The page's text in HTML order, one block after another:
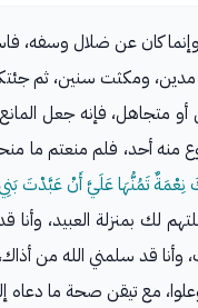
كان عن ضلال وسفه،
مدين، ومكثت سنين، ثم
فإنه جعل
منه أحد، فلم منعتم ما
نِعْمَةٌ تَمُنُّهَا عَلَيَّ أَنْ عَبَّدْتَ
لك بمنزلة العبيد،
قد سلمني الله من
مع تيقن صحة ما دعاه